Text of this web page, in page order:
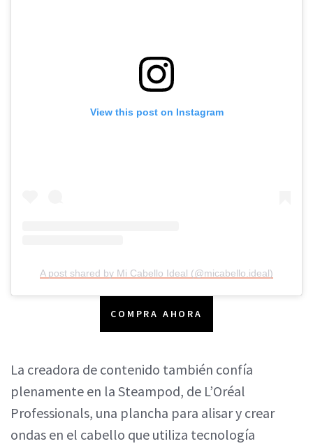
View this post on Instagram
A post shared by Mi Cabello Ideal (@micabello.ideal)
COMPRA AHORA
La creadora de contenido también confía
plenamente en la Steampod, de L’Oréal
Professionals, una plancha para alisar y crear
ondas en el cabello que utiliza tecnología